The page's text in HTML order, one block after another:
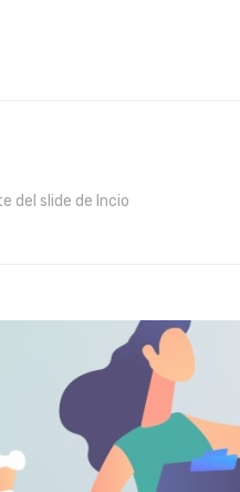
del slide de Incio